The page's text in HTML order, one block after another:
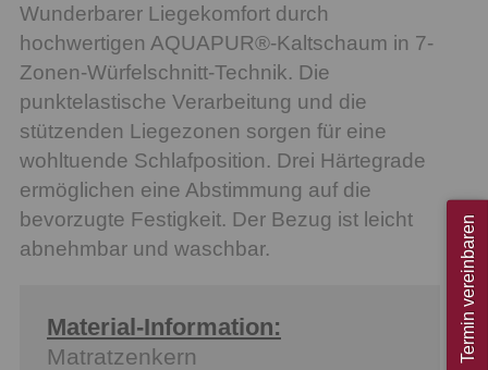
Wunderbarer Liegekomfort durch
hochwertigen AQUAPUR®-Kaltschaum in 7-
Zonen-Würfelschnitt-Technik. Die
punktelastische Verarbeitung und die
stützenden Liegezonen sorgen für eine
wohltuende Schlafposition. Drei Härtegrade
ermöglichen eine Abstimmung auf die
bevorzugte Festigkeit. Der Bezug ist leicht
abnehmbar und waschbar.
Material-Information:
Matratzenkern
Termin vereinbaren